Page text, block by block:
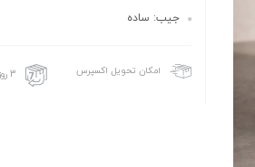
جیب: ساده
امکان تحویل اکسپرس 3 روز ضمانت بازگشت